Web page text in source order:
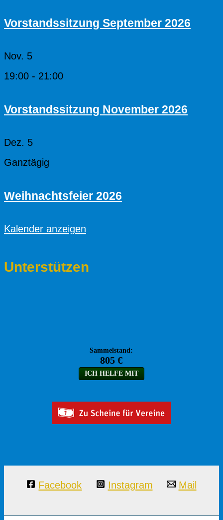
Vorstandssitzung September 2026
Nov. 5
19:00 - 21:00
Vorstandssitzung November 2026
Dez. 5
Ganztägig
Weihnachtsfeier 2026
Kalender anzeigen
Unterstützen
Facebook Instagram Mail